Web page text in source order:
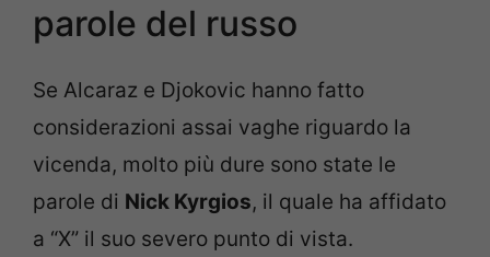
parole del russo
Se Alcaraz e Djokovic hanno fatto
considerazioni assai vaghe riguardo la
vicenda, molto più dure sono state le
parole di Nick Kyrgios, il quale ha affidato
a “X” il suo severo punto di vista.